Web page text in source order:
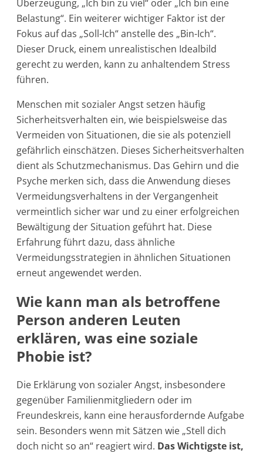
Überzeugung, „Ich bin zu viel“ oder „Ich bin eine
Belastung“. Ein weiterer wichtiger Faktor ist der
Fokus auf das „Soll-Ich“ anstelle des „Bin-Ich“.
Dieser Druck, einem unrealistischen Idealbild
gerecht zu werden, kann zu anhaltendem Stress
führen.
Menschen mit sozialer Angst setzen häufig
Sicherheitsverhalten ein, wie beispielsweise das
Vermeiden von Situationen, die sie als potenziell
gefährlich einschätzen. Dieses Sicherheitsverhalten
dient als Schutzmechanismus. Das Gehirn und die
Psyche merken sich, dass die Anwendung dieses
Vermeidungsverhaltens in der Vergangenheit
vermeintlich sicher war und zu einer erfolgreichen
Bewältigung der Situation geführt hat. Diese
Erfahrung führt dazu, dass ähnliche
Vermeidungsstrategien in ähnlichen Situationen
erneut angewendet werden.
Wie kann man als betroffene
Person anderen Leuten
erklären, was eine soziale
Phobie ist?
Die Erklärung von sozialer Angst, insbesondere
gegenüber Familienmitgliedern oder im
Freundeskreis, kann eine herausfordernde Aufgabe
sein. Besonders wenn mit Sätzen wie „Stell dich
doch nicht so an“ reagiert wird. Das Wichtigste ist,